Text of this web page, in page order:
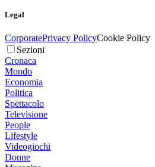
Legal
CorporatePrivacy PolicyCookie Policy
Sezioni
Cronaca
Mondo
Economia
Politica
Spettacolo
Televisione
People
Lifestyle
Videogiochi
Donne